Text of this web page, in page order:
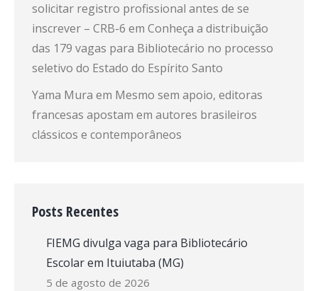
solicitar registro profissional antes de se
inscrever – CRB-6 em Conheça a distribuição
das 179 vagas para Bibliotecário no processo
seletivo do Estado do Espírito Santo
Yama Mura em Mesmo sem apoio, editoras
francesas apostam em autores brasileiros
clássicos e contemporâneos
Posts Recentes
FIEMG divulga vaga para Bibliotecário
Escolar em Ituiutaba (MG)
5 de agosto de 2026